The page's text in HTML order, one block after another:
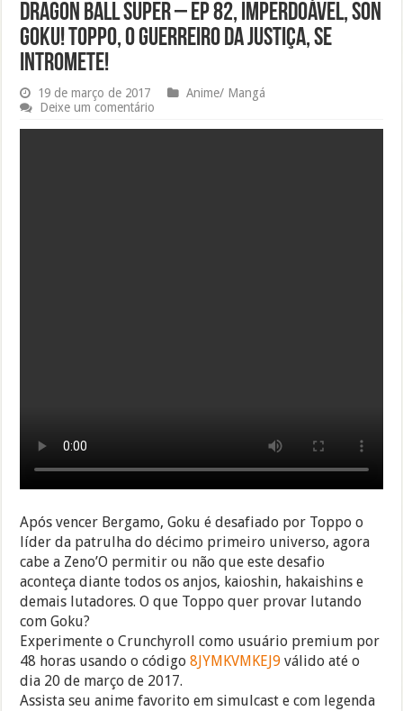
Dragon Ball Super – ep 82, Imperdoável, Son
Goku! Toppo, o guerreiro da justiça, se
intromete!
19 de março de 2017
Anime/ Mangá
Deixe um comentário
Após vencer Bergamo, Goku é desafiado por Toppo o
líder da patrulha do décimo primeiro universo, agora
cabe a Zeno’O permitir ou não que este desafio
aconteça diante todos os anjos, kaioshin, hakaishins e
demais lutadores. O que Toppo quer provar lutando
com Goku?
Experimente o Crunchyroll como usuário premium por
48 horas usando o código8JYMKVMKEJ9 válido até o
dia 20 de março de 2017.
Assista seu anime favorito em simulcast e com legenda